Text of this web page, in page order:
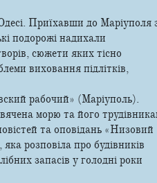
Приїхавши до Маріуполя
подорожі надихали
сюжети яких тісно
виховання підлітків,
рабочий» (Маріуполь).
морю та його
та оповідань «Низовий
розповіла про будівників
запасів у голодні роки